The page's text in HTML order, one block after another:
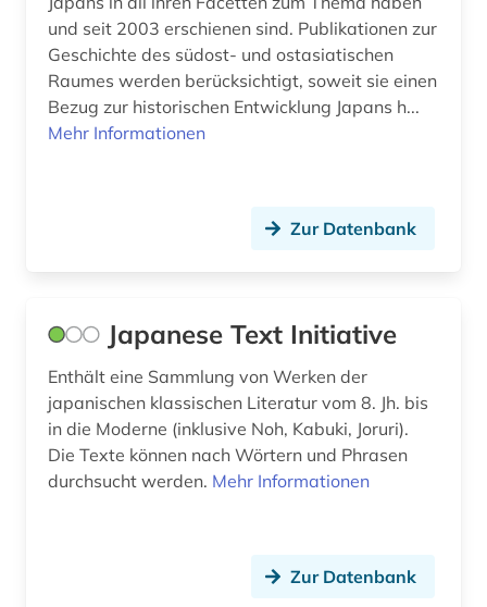
und seit 2003 erschienen sind. Publikationen zur
Geschichte des südost- und ostasiatischen
Raumes werden berücksichtigt, soweit sie einen
Bezug zur historischen Entwicklung Japans h...
Mehr Informationen
Zur Datenbank
Japanese Text Initiative
Enthält eine Sammlung von Werken der
japanischen klassischen Literatur vom 8. Jh. bis
in die Moderne (inklusive Noh, Kabuki, Joruri).
Die Texte können nach Wörtern und Phrasen
durchsucht werden. Mehr Informationen
Zur Datenbank